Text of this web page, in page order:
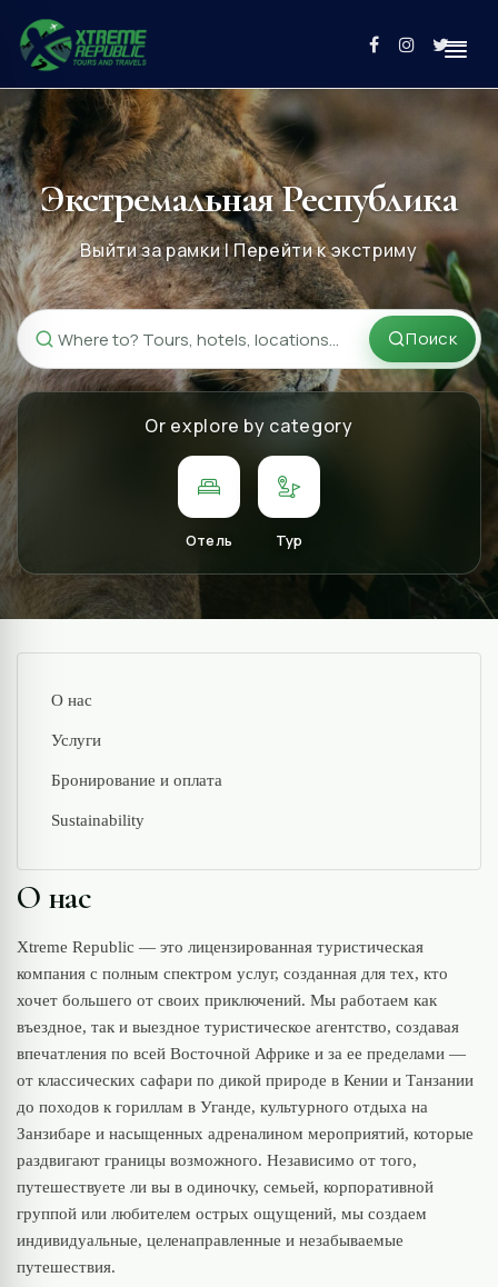
Экстремальная Республика
Выйти за рамки | Перейти к экстриму
Поиск
Or explore by category
Отель Тур
О нас
Услуги
Бронирование и оплата
Sustainability
О нас
Xtreme Republic — это лицензированная туристическая
компания с полным спектром услуг, созданная для тех, кто
хочет большего от своих приключений. Мы работаем как
въездное, так и выездное туристическое агентство, создавая
впечатления по всей Восточной Африке и за ее пределами —
от классических сафари по дикой природе в Кении и Танзании
до походов к гориллам в Уганде, культурного отдыха на
Занзибаре и насыщенных адреналином мероприятий, которые
раздвигают границы возможного. Независимо от того,
путешествуете ли вы в одиночку, семьей, корпоративной
группой или любителем острых ощущений, мы создаем
индивидуальные, целенаправленные и незабываемые
путешествия.